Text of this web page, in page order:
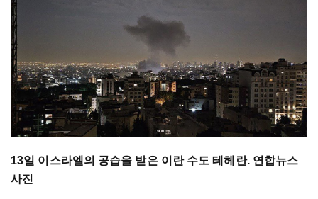
13일 이스라엘의 공습을 받은 이란 수도 테헤란. 연합뉴스
사진